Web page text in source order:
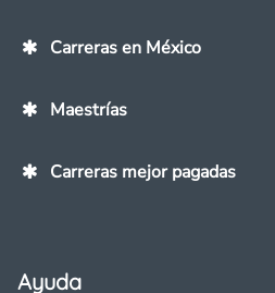
Carreras en México
Maestrías
Carreras mejor pagadas
Ayuda